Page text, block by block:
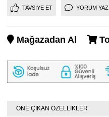
TAVSIYE ET YORUM YAZ
Mağazadan Al
ÖNE ÇIKAN ÖZELLİKLER